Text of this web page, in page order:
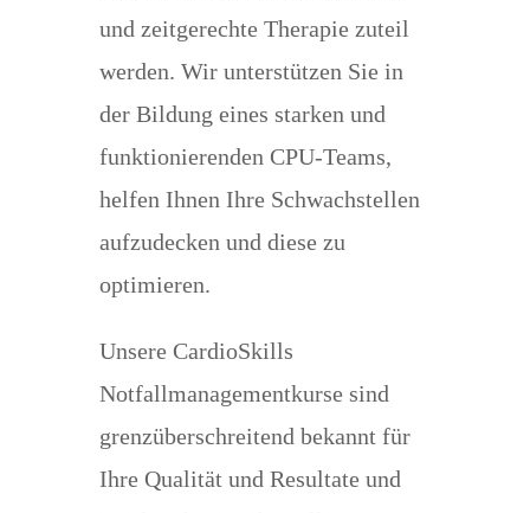
und zeitgerechte Therapie zuteil
werden. Wir unterstützen Sie in
der Bildung eines starken und
funktionierenden CPU-Teams,
helfen Ihnen Ihre Schwachstellen
aufzudecken und diese zu
optimieren.
Unsere CardioSkills
Notfallmanagementkurse sind
grenzüberschreitend bekannt für
Ihre Qualität und Resultate und